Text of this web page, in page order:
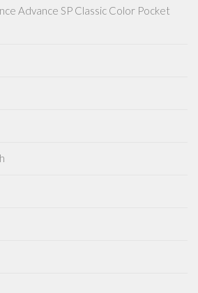
Advance SP Classic Color Pocket